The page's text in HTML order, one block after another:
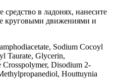
средство в ладонях, нанесите
круговыми движениями и
Sodium Cocoyl
Taurate, Glycerin,
Disodium 2-
Houttuynia